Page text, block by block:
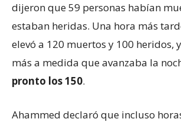
dijeron que 59 personas habían
estaban heridas. Una hora más
elevó a 120 muertos y 100 heridos,
más a medida que avanzaba la
pronto los 150.
Ahammed declaró que incluso